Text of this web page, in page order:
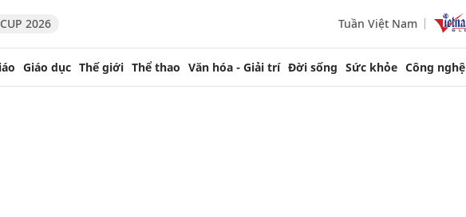
2026 Tuần Việt Nam
Giáo dục Thế giới Thể thao Văn hóa - Giải trí Đời sống Sức khỏe Công nghệ